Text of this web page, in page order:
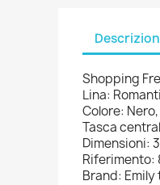
Shopping
Lina:
Colore: Nero,
Tasca
Dimensioni:
Riferimento:
Brand: